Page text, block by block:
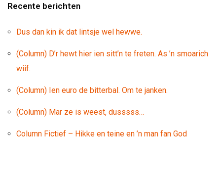
Recente berichten
Dus dan kin ik dat lintsje wel hewwe.
(Column) D’r hewt hier ien sitt’n te freten. As ’n smoarich
wiif.
(Column) Ien euro de bitterbal. Om te janken.
(Column) Mar ze is weest, dusssss…
Column Fictief – Hikke en teine en ’n man fan God